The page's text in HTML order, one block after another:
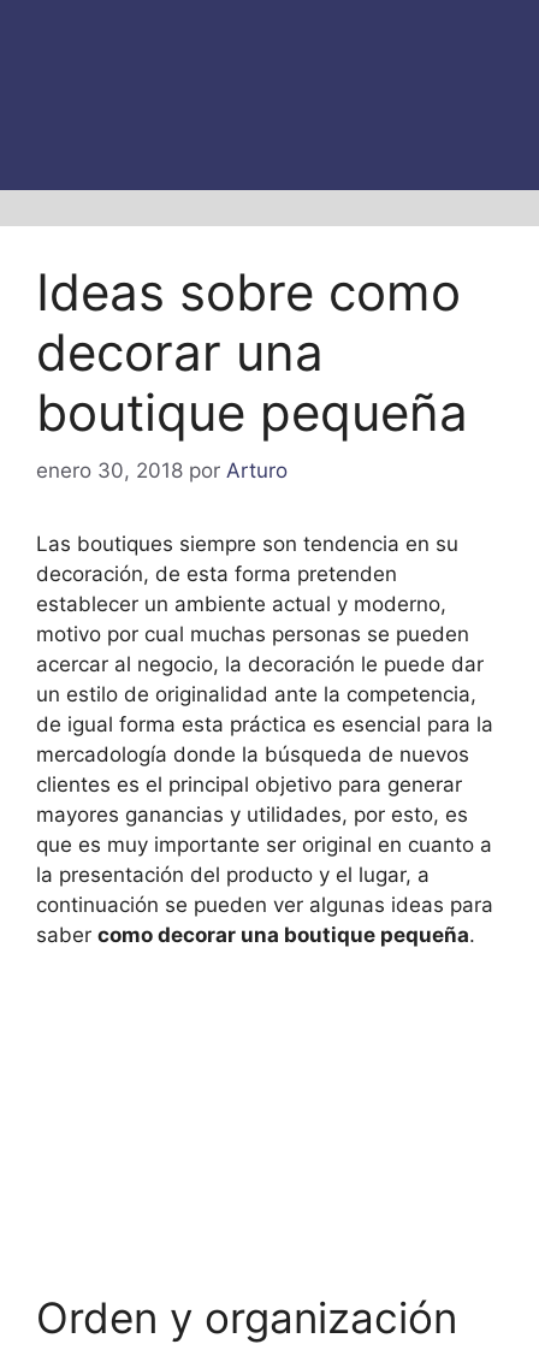
Ideas sobre como
decorar una
boutique pequeña
enero 30, 2018 por Arturo
Las boutiques siempre son tendencia en su
decoración, de esta forma pretenden
establecer un ambiente actual y moderno,
motivo por cual muchas personas se pueden
acercar al negocio, la decoración le puede dar
un estilo de originalidad ante la competencia,
de igual forma esta práctica es esencial para la
mercadología donde la búsqueda de nuevos
clientes es el principal objetivo para generar
mayores ganancias y utilidades, por esto, es
que es muy importante ser original en cuanto a
la presentación del producto y el lugar, a
continuación se pueden ver algunas ideas para
saber como decorar una boutique pequeña.
Orden y organización